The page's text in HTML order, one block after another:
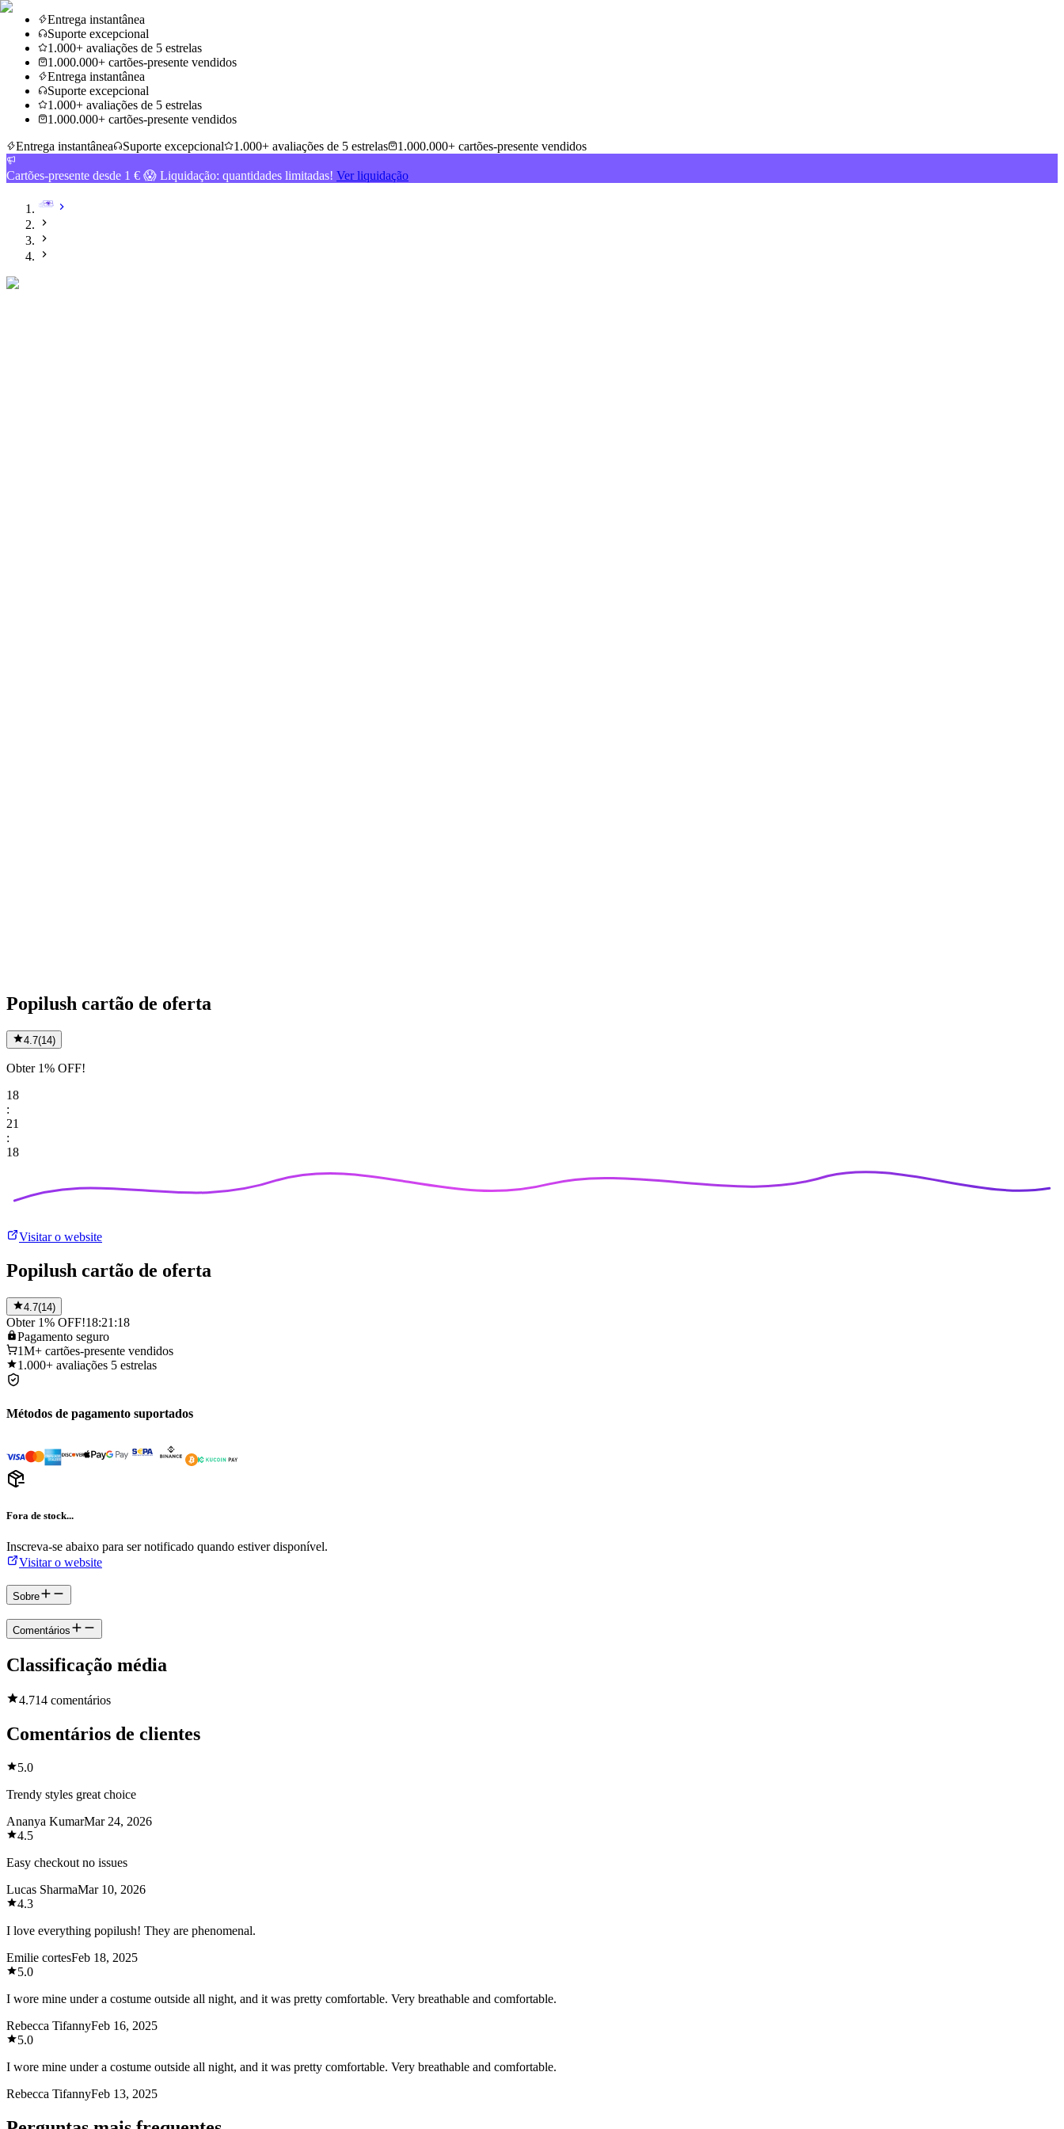
Entrega instantânea
Suporte excepcional
1.000+ avaliações de 5 estrelas
1.000.000+ cartões-presente vendidos
Entrega instantânea
Suporte excepcional
1.000+ avaliações de 5 estrelas
1.000.000+ cartões-presente vendidos
Entrega instantânea
Suporte excepcional 1.000+ avaliações de 5 estrelas 1.000.000+ cartões-presente vendidos
Cartões-presente desde 1 € 😱 Liquidação: quantidades limitadas! Ver liquidação
Popilush cartão de oferta
4.7(14)
Obter 1% OFF!
18
:
21
:
18
Visitar o website
Popilush cartão de oferta
4.7(14)
Obter 1% OFF!18:21:18
Pagamento seguro
1M+ cartões-presente vendidos
1.000+ avaliações 5 estrelas
Métodos de pagamento suportados
Fora de stock...
Inscreva-se abaixo para ser notificado quando estiver disponível.
Visitar o website
Sobre
Comentários
Classificação média
4.714 comentários
Comentários de clientes
5.0
Trendy styles great choice
Ananya KumarMar 24, 2026
4.5
Easy checkout no issues
Lucas SharmaMar 10, 2026
4.3
I love everything popilush! They are phenomenal.
Emilie cortesFeb 18, 2025
5.0
I wore mine under a costume outside all night, and it was pretty comfortable. Very breathable and comfortable.
Rebecca TifannyFeb 16, 2025
5.0
I wore mine under a costume outside all night, and it was pretty comfortable. Very breathable and comfortable.
Rebecca TifannyFeb 13, 2025